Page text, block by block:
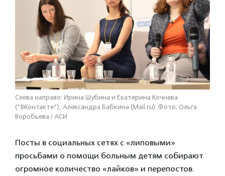
Слева направо: Ирина Шубина и Екатерина Кочнева
("ВКонтакте"), Александра Бабкина (Mail.ru). Фото: Ольга
Воробьева / АСИ
Посты в социальных сетях с «липовыми»
просьбами о помощи больным детям собирают
огромное количество «лайков» и перепостов.